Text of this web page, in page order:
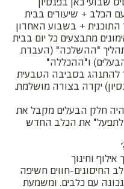
שבועי כאן בפנסיון
הכלב + שיעורים בבית
+ בשבוע האחרון
מתבצעים כל יום בבית
"ההשלכה" (העברת
ו"ההכללה"
להתנהג בסביבה הטבעית
יקרה בצורה מושלמת.
חלק הבעלים מקבל את
"לתפעל" את הכלב החדש
וחינוך
החיסונים-חווים חשיפה
עם כלבים. ומשמעת